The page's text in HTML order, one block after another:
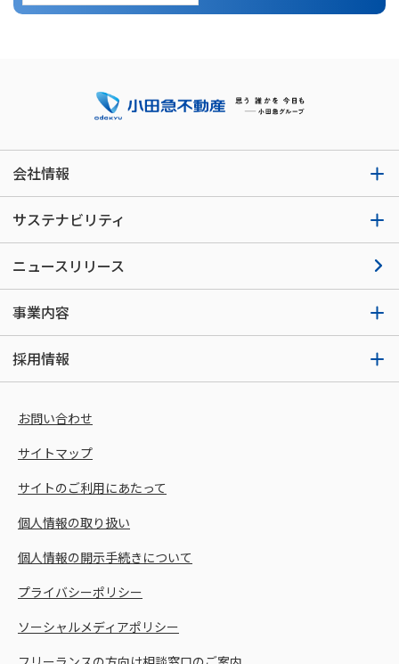
会社情報
サステナビリティ
ニュースリリース
事業内容
採用情報
お問い合わせ
サイトマップ
サイトのご利用にあたって
個人情報の取り扱い
個人情報の開示手続きについて
プライバシーポリシー
ソーシャルメディアポリシー